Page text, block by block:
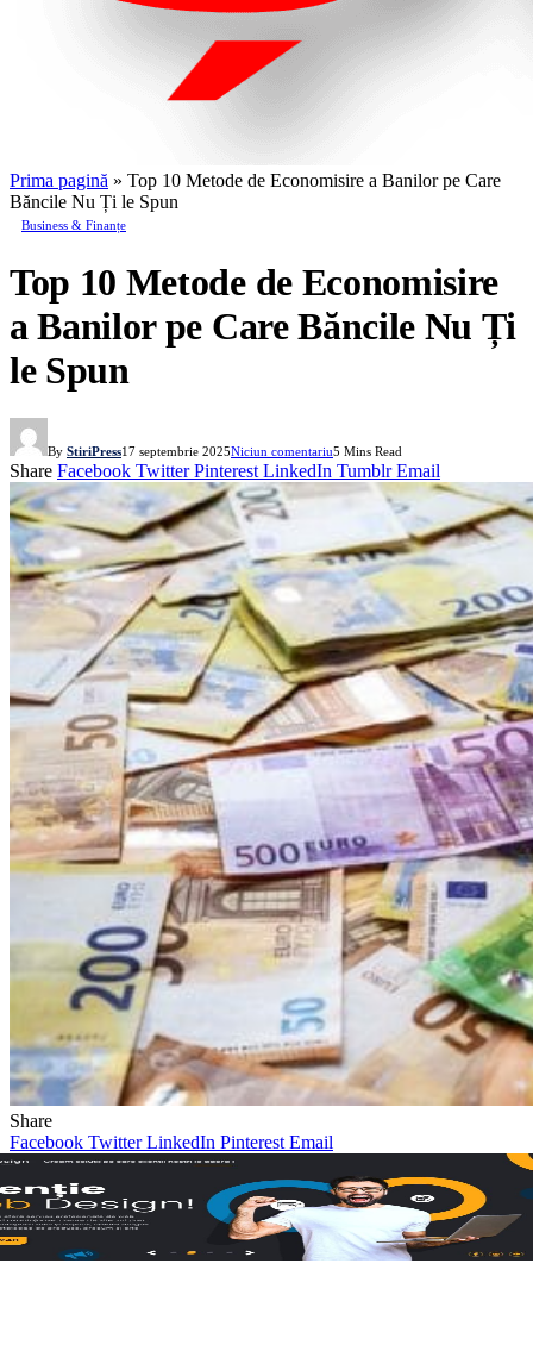
Prima pagină » Top 10 Metode de Economisire a Banilor pe Care
Băncile Nu Ți le Spun
Business & Finanțe
Top 10 Metode de Economisire
a Banilor pe Care Băncile Nu Ți
le Spun
By StiriPress17 septembrie 2025Niciun comentariu5 Mins Read
Share Facebook Twitter Pinterest LinkedIn Tumblr Email
Share
Facebook Twitter LinkedIn Pinterest Email